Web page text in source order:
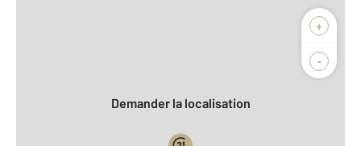
+
-
Biens vendus
Demander la localisation